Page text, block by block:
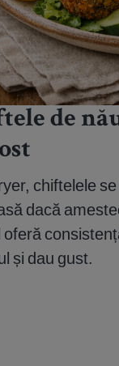
de
chiftelele
dacă
oferă
și dau gust.